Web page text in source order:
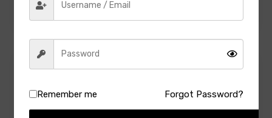
নিদাঘশেষে একদিন একজন অশ্বারোহী পুরুষ বিষ্ণুপুর হইতে মান্দারণের…
Remember me Forgot Password?